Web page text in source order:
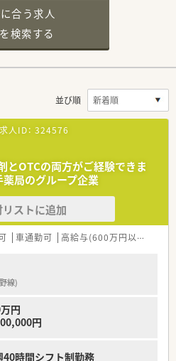
合う求人
検索する
並び順
人ID： 324576
とOTCの両方がご経験できま
局のグループ企業
ストに追加
車通勤可 高給与(600万円以上)
線)
円
円
時間シフト制勤務